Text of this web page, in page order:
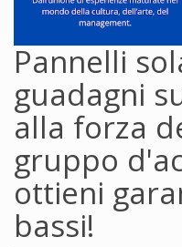
Pannelli
guadagni
alla forza
gruppo
ottieni
bassi!